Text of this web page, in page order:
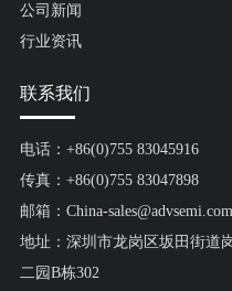
公司新闻
行业资讯
联系我们
电话：+86(0)755 83045916
传真：+86(0)755 83047898
邮箱：China-sales@advsemi.com
地址：深圳市龙岗区坂田街道
二园B栋302